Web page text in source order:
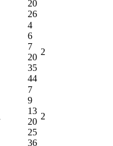
20
26
4
6
7
20
35
44
2
7
9
13
20
25
36
2